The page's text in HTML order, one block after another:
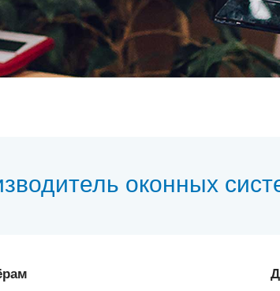
оконных